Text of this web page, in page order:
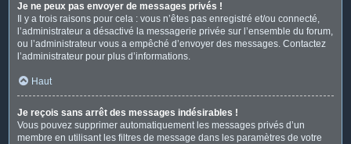
Je ne peux pas envoyer de messages privés !
Il y a trois raisons pour cela : vous n’êtes pas enregistré et/ou connecté,
l’administrateur a désactivé la messagerie privée sur l’ensemble du forum,
ou l’administrateur vous a empêché d’envoyer des messages. Contactez
l’administrateur pour plus d’informations.
Haut
Je reçois sans arrêt des messages indésirables !
Vous pouvez supprimer automatiquement les messages privés d’un
membre en utilisant les filtres de message dans les paramètres de votre